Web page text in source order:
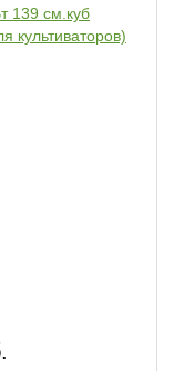
139 см.куб
культиваторов)